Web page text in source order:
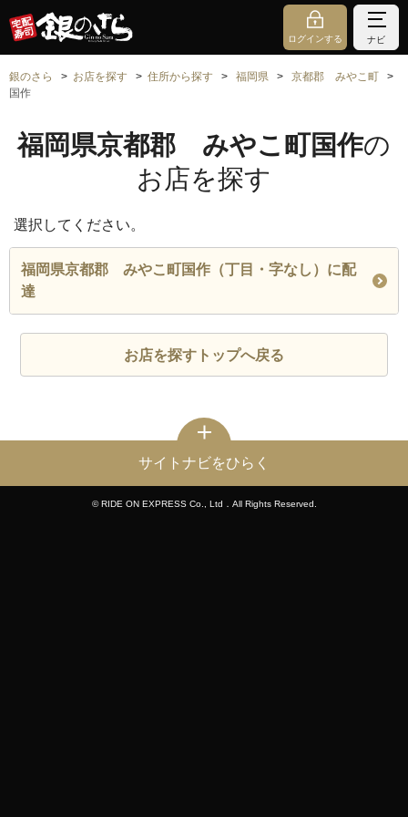
ログインする ナビ
銀のさら お店を探す 住所から探す 福岡県
京都郡 みやこ町
国作
福岡県京都郡 みやこ町国作の
お店を探す
選択してください。
福岡県京都郡 みやこ町国作（丁目・字なし）に配
達
お店を探すトップへ戻る
サイトナビをひらく
© RIDE ON EXPRESS Co., Ltd．All Rights Reserved.